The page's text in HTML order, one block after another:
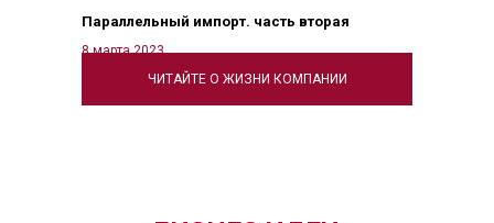
ЧИТАЙТЕ О ЖИЗНИ КОМПАНИИ
Параллельный импорт. часть вторая
8 марта 2023